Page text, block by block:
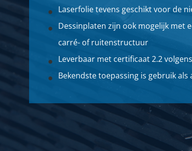
Laserfolie tevens geschikt voor de
Dessinplaten zijn ook mogelijk met
carré- of ruitenstructuur
Leverbaar met certificaat 2.2
Bekendste toepassing is gebruik